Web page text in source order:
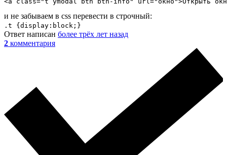
и не забываем в css перевести в строчный:
.t {display:block;}
Ответ написан более трёх лет назад
2 комментария